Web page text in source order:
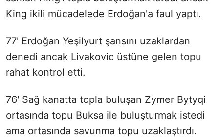
King ikili mücadelede Erdoğan'a faul yaptı.
77' Erdoğan Yeşilyurt şansını uzaklardan
denedi ancak Livakovic üstüne gelen topu
rahat kontrol etti.
76' Sağ kanatta topla buluşan Zymer Bytyqi
ortasında topu Buksa ile buluşturmak istedi
ama ortasında savunma topu uzaklaştırdı.